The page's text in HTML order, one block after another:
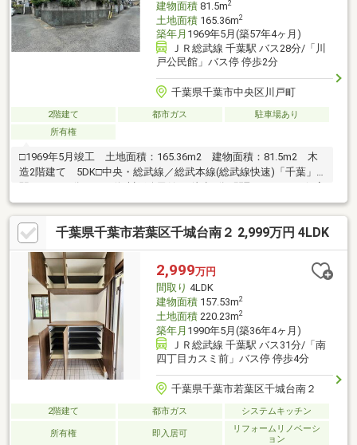
建物面積81.5m2
土地面積165.36m2
築年月 1969年5月(築57年4ヶ月)
ＪＲ総武線 千葉駅 バス28分/「川
戸公民館」バス停 停歩2分
千葉県千葉市中央区川戸町
2階建て 都市ガス
駐車場あり
所有権
□1969年5月竣工 土地面積：165.36m2 建物面積：81.5m2 木
造2階建て 5DK□中央・総武線／総武本線(総武線快速)「千葉」
をしっかり確保しつつ、 共有スペースもしっかり取られていま
す□用途地域：第一種低層住居専用地域□浴室・トイレに窓あり
自然換気ができ、湿気やニオイがこもりにくく、 清潔な空間を
保ちやすい仕様です
千葉県千葉市若葉区千城台南２ 2,999万円 4LDK
2,999万円
間取り 4LDK
建物面積157.53m2
土地面積220.23m2
築年月 1990年5月(築36年4ヶ月)
ＪＲ総武線 千葉駅 バス31分/「南
四丁目カスミ前」バス停 停歩4分
千葉県千葉市若葉区千城台南２
2階建て 都市ガス システムキッチン
所有権 即入居可
リフォームリノベーシ
ョン